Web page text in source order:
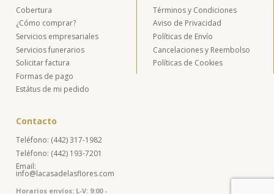
Cobertura
¿Cómo comprar?
Servicios empresariales
Servicios funerarios
Solicitar factura
Formas de pago
Estátus de mi pedido
Términos y Condiciones
Aviso de Privacidad
Políticas de Envío
Cancelaciones y Reembolso
Políticas de Cookies
Contacto
Teléfono: (442) 317-1982
Teléfono: (442) 193-7201
Email:
info@lacasadelasflores.com
Horarios envíos: L-V: 9:00 -